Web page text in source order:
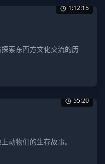
1:12:15
索东西方文化交流的历
55:20
动物们的生存故事。